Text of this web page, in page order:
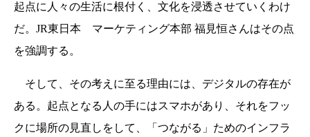
起点に人々の生活に根付く、文化を浸透させていくわけ
だ。JR東日本 マーケティング本部 福見恒さんはその点
を強調する。
そして、その考えに至る理由には、デジタルの存在が
ある。起点となる人の手にはスマホがあり、それをフッ
クに場所の見直しをして、「つながる」ためのインフラ